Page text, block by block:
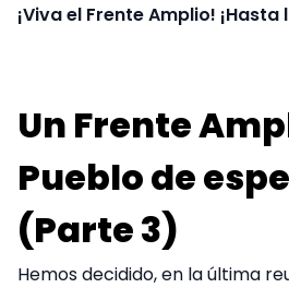
¡Viva el Frente Amplio!
Un Frente
Pueblo de
(Parte 3)
Hemos decidido, en la última